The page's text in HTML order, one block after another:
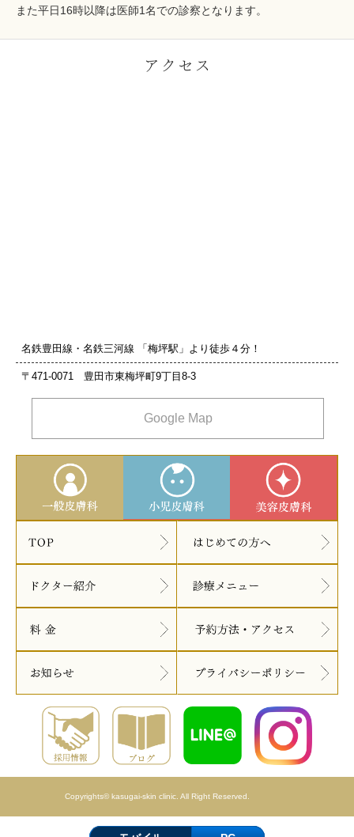
また平日16時以降は医師1名での診察となります。
名鉄豊田線・名鉄三河線 「梅坪駅」より徒歩４分！
〒471-0071 豊田市東梅坪町9丁目8‐3
Google Map
Copyrights© kasugai-skin clinic. All Right Reserved.